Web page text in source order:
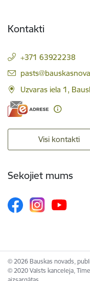
Kontakti
+371 63922238
E-pasts:
Uzvaras iela 1,
Visi kontakti
Sekojiet mums
© 2026 Bauskas novads,
© 2020 Valsts kanceleja,